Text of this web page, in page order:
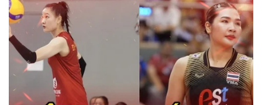
Doanh nghiệp
Thông tin doanh nghiệp
Doanh nghiệp 24h
Doanh nhân
Công nghệ
Sành điệu
Tin Công nghệ
Trải nghiệm